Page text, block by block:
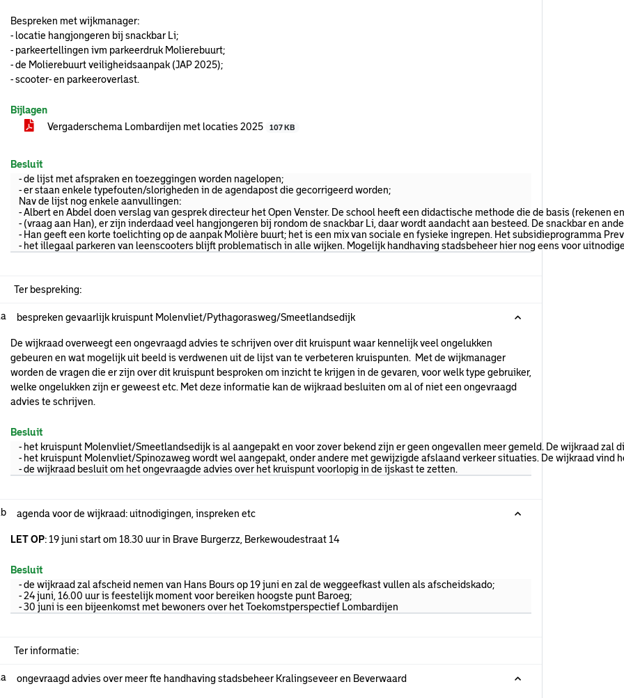
Bespreken met wijkmanager:
- locatie hangjongeren bij snackbar Li;
- parkeertellingen ivm parkeerdruk Molierebuurt;
- de Molierebuurt veiligheidsaanpak (JAP 2025);
- scooter- en parkeeroverlast.
Bijlagen
Vergaderschema Lombardijen met locaties 2025
107 KB
Besluit
- de lijst met afspraken en toezeggingen worden nagelopen;
- er staan enkele typefouten/slorigheden in de agendapost die gecorrigeerd worden;
Nav de lijst nog enkele aanvullingen:
- Albert en Abdel doen verslag van gesprek directeur het Open Venster. De school heeft een didactische methode die de basis
- (vraag aan Han), er zijn inderdaad veel hangjongeren bij rondom de snackbar Li, daar wordt aandacht aan besteed. De snackbar en
- Han geeft een korte toelichting op de aanpak Molière buurt; het is een mix van sociale en fysieke ingrepen. Het subsidieprogramma
- het illegaal parkeren van leenscooters blijft problematisch in alle wijken. Mogelijk handhaving stadsbeheer hier nog eens voor
Ter bespreking:
bespreken gevaarlijk kruispunt Molenvliet/Pythagorasweg/Smeetlandsedijk
De wijkraad overweegt een ongevraagd advies te schrijven over dit kruispunt waar kennelijk veel ongelukken
gebeuren en wat mogelijk uit beeld is verdwenen uit de lijst van te verbeteren kruispunten. Met de wijkmanager
worden de vragen die er zijn over dit kruispunt besproken om inzicht te krijgen in de gevaren, voor welk type gebruiker,
welke ongelukken zijn er geweest etc. Met deze informatie kan de wijkraad besluiten om al of niet een ongevraagd
advies te schrijven.
Besluit
- het kruispunt Molenvliet/Smeetlandsedijk is al aangepakt en voor zover bekend zijn er geen ongevallen meer gemeld. De wijkraad
- het kruispunt Molenvliet/Spinozaweg wordt wel aangepakt, onder andere met gewijzigde afslaand verkeer situaties. De wijkraad
- de wijkraad besluit om het ongevraagde advies over het kruispunt voorlopig in de ijskast te zetten.
agenda voor de wijkraad: uitnodigingen, inspreken etc
LET OP: 19 juni start om 18.30 uur in Brave Burgerzz, Berkewoudestraat 14
Besluit
- de wijkraad zal afscheid nemen van Hans Bours op 19 juni en zal de weggeefkast vullen als afscheidskado;
- 24 juni, 16.00 uur is feestelijk moment voor bereiken hoogste punt Baroeg;
- 30 juni is een bijeenkomst met bewoners over het Toekomstperspectief Lombardijen
Ter informatie:
ongevraagd advies over meer fte handhaving stadsbeheer Kralingseveer en Beverwaard